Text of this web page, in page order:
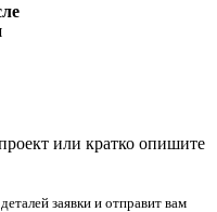
или кратко опишите
заявки и отправит вам